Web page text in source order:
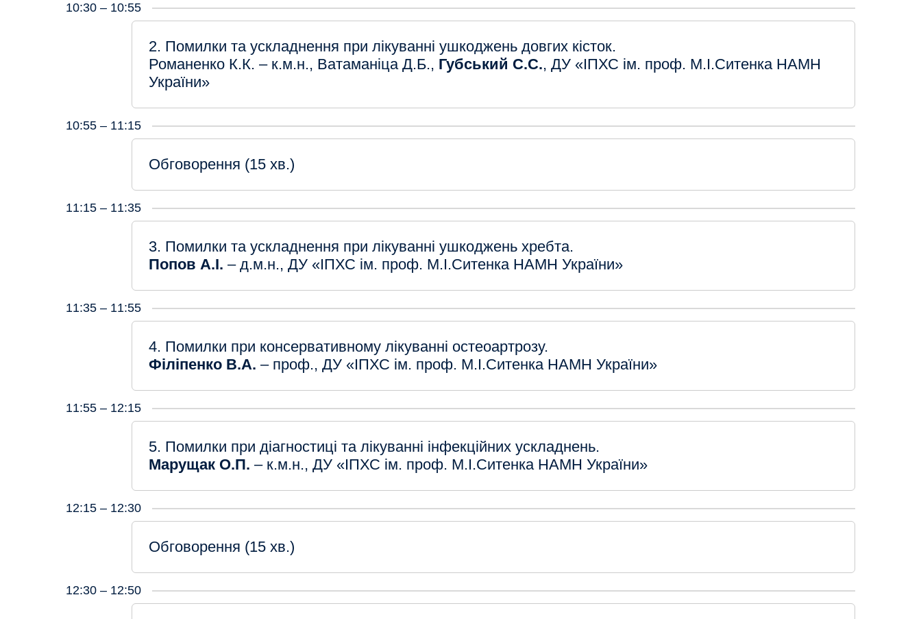
10:30 – 10:55
2. Помилки та ускладнення при лікуванні ушкоджень довгих кісток.
Романенко К.К. – к.м.н., Ватаманіца Д.Б., Губський С.С., ДУ «ІПХС ім. проф. М.І.Ситенка НАМН
України»
10:55 – 11:15
Обговорення (15 хв.)
11:15 – 11:35
3. Помилки та ускладнення при лікуванні ушкоджень хребта.
Попов А.І. – д.м.н., ДУ «ІПХС ім. проф. М.І.Ситенка НАМН України»
11:35 – 11:55
4. Помилки при консервативному лікуванні остеоартрозу.
Філіпенко В.А. – проф., ДУ «ІПХС ім. проф. М.І.Ситенка НАМН України»
11:55 – 12:15
5. Помилки при діагностиці та лікуванні інфекційних ускладнень.
Марущак О.П. – к.м.н., ДУ «ІПХС ім. проф. М.І.Ситенка НАМН України»
12:15 – 12:30
Обговорення (15 хв.)
12:30 – 12:50